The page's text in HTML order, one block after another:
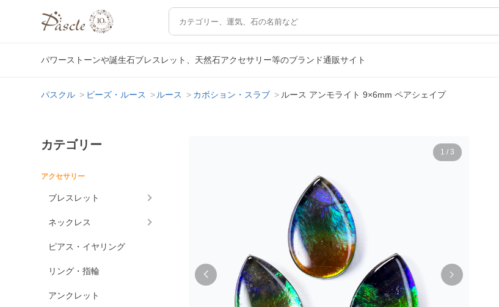
パワーストーンや誕生石ブレスレット、天然石アクセサリー等のブランド通販サイト
パスクル ビーズ・ルース ルース カボション・スラブ ルース アンモライト 9×6mm ペアシェイプ
カテゴリー
アクセサリー
ブレスレット
ネックレス
ピアス・イヤリング
リング・指輪
アンクレット
1 / 3